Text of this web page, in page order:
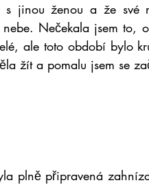
jinou ženou a že své
Nečekala jsem to,
ale toto období bylo
žít a pomalu jsem se
plně připravená